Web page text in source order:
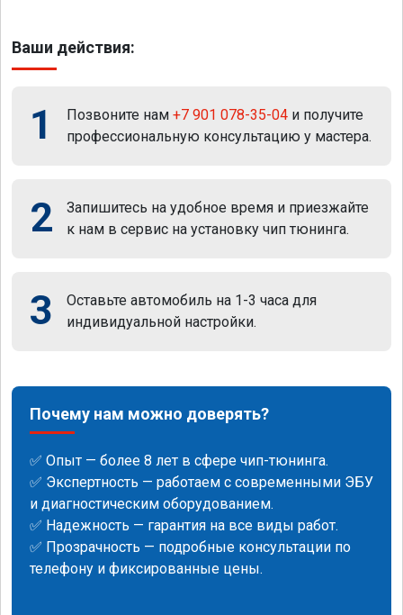
Ваши действия:
1 Позвоните нам +7 901 078-35-04 и получите
профессиональную консультацию у мастера.
2
Запишитесь на удобное время и приезжайте
к нам в сервис на установку чип тюнинга.
3
Оставьте автомобиль на 1-3 часа для
индивидуальной настройки.
Почему нам можно доверять?
✅ Опыт — более 8 лет в сфере чип-тюнинга.
✅ Экспертность — работаем с современными ЭБУ
и диагностическим оборудованием.
✅ Надежность — гарантия на все виды работ.
✅ Прозрачность — подробные консультации по
телефону и фиксированные цены.